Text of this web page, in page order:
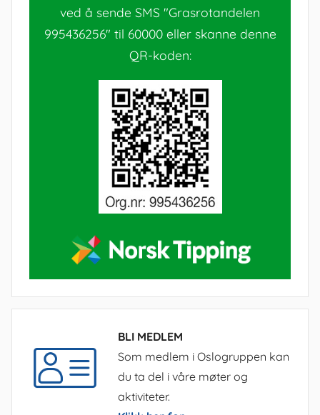
ved å sende SMS "Grasrotandelen
995436256" til 60000 eller skanne denne
QR-koden:
BLI MEDLEM
Som medlem i Oslogruppen kan
du ta del i våre møter og
aktiviteter.